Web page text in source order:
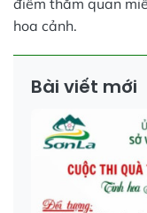
hoa cảnh.
Bài viết mới